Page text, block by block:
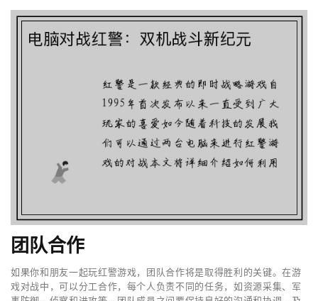
团队合作
如果你和朋友一起玩红警游戏，团队合作将是取得胜利的关键。在游
戏对战中，可以分工合作，每个人负责不同的任务，如资源采集、军